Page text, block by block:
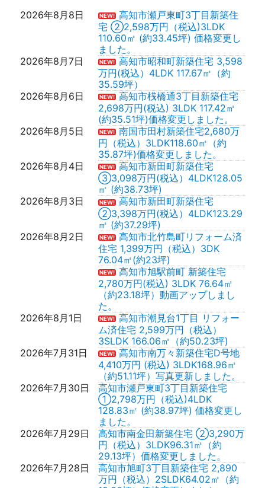
2026年6月23日
高知市鴨部 新築住宅 ⑨3,298万
円(税込）4LDK 138.66㎡（約
41.94坪）価格変更しました。
高知市鴨部 新築住宅 ⑧ 3,098万
円(税込）4LDK 138.91㎡（約
42.02坪）価格変更しました。
高知市百石町3丁目⑪ 新築住宅
2,798万円(税込）4LDK 117.18㎡
(約35.44坪) 価格変更しました。
高知市介良売地 1,800万円 3.3㎡
＠29.88万円 199.2㎡（約60.25
坪）
高知市大津乙 中古住宅 1,280万円
（税込）4LDK 76.87㎡（約23.25
坪）価格変更しました。
2026年8月8日 NEW!
高知市瀬戸東町3丁目新築住
宅 ②2,598万円（税込)3LDK
110.60㎡ (約33.45坪) 価格変更し
ました。
2026年8月7日
NEW!
高知市昭和町新築住宅 3,598
万円(税込）4LDK 117.67㎡（約
35.59坪）
2026年8月6日
NEW!
高知市桟橋通3丁目新築住宅
2,698万円(税込) 3LDK 117.42㎡
(約35.51坪)価格変更しました。
2026年8月5日
NEW!
南国市田村新築住宅2,680万
円（税込）3LDK118.60㎡（約
35.87坪)価格変更しました。
2026年8月4日
NEW!
高知市新田町新築住宅
③3,098万円(税込）4LDK128.05
㎡ (約38.73坪)
2026年8月3日
NEW!
高知市新田町新築住宅
②3,398万円(税込）4LDK123.29
㎡ (約37.29坪)
2026年8月2日
NEW!
高知市北竹島町リフォーム済
住宅 1,399万円（税込）3DK
76.04㎡(約23坪)
NEW!
高知市旭駅前町 新築住宅
2,780万円(税込) 3LDK 76.64㎡
（約23.18坪）動画アップしまし
た。
2026年8月1日
NEW!
高知市潮見台1丁目 リフォー
ム済住宅 2,599万円（税込）
3SLDK 166.06㎡（約50.23坪)
2026年7月31日
NEW!
高知市南万々新築住宅D号地
4,410万円 (税込) 3LDK168.96㎡
（約51.11坪）写真更新しました。
2026年7月30日
高知市瀬戸東町3丁目新築住宅
①2,798万円（税込)4LDK
128.83㎡ (約38.97坪) 価格変更し
ました。
2026年7月29日
高知市南金田新築住宅 ②3,290万
円（税込）3LDK96.31㎡（約
29.13坪）価格変更しました。
2026年7月28日
高知市旭町3丁目新築住宅 2,890
万円（税込）2SLDK64.02㎡（約